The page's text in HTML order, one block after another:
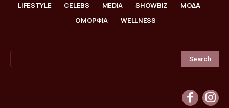
LIFESTYLE CELEBS MEDIA SHOWBIZ
ΜΟΔΑ
ΟΜΟΡΦΙΑ
WELLNESS
Search